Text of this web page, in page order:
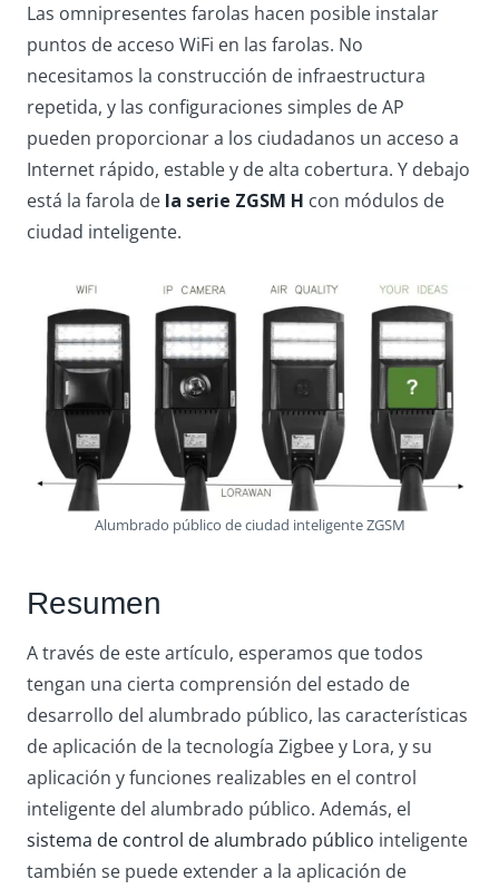
Las omnipresentes farolas hacen posible instalar
puntos de acceso WiFi en las farolas. No
necesitamos la construcción de infraestructura
repetida, y las configuraciones simples de AP
pueden proporcionar a los ciudadanos un acceso a
Internet rápido, estable y de alta cobertura. Y debajo
está la farola de la serie ZGSM H con módulos de
ciudad inteligente.
Alumbrado público de ciudad inteligente ZGSM
Resumen
A través de este artículo, esperamos que todos
tengan una cierta comprensión del estado de
desarrollo del alumbrado público, las características
de aplicación de la tecnología Zigbee y Lora, y su
aplicación y funciones realizables en el control
inteligente del alumbrado público. Además, el
sistema de control de alumbrado público inteligente
también se puede extender a la aplicación de